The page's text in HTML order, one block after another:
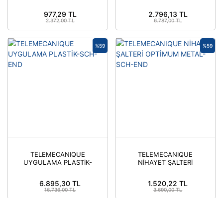
977,29 TL
2.372,00 TL
2.796,13 TL
6.787,00 TL
TELEMECANIQUE
UYGULAMA PLASTİK-
%59
6.895,30 TL
16.736,00 TL
TELEMECANIQUE
NİHAYET ŞALTERİ
%59
1.520,22 TL
3.690,00 TL